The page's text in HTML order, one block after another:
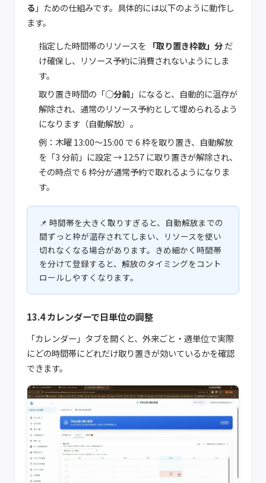
る 」ための仕組みです。具体的には以下のように動作し
ます。
指定した時間帯のリソースを
「取り置き枠数」分だ
け確保し、リソース予約に消費されないようにしま
す。
取り置き時間の「○分前」になると、自動的に温存が
解除され、通常のリソース予約として埋められるよう
になります（自動解放）。
例：木曜 13:00〜15:00 で 6 枠を取り置き、自動解放
を「3 分前」に設定 → 12:57 に取り置きが解除され、
その時点で 6 枠分が通常予約で取れるようになりま
す。
時間帯を大きく取りすぎると、自動解放までの
間ずっと枠が温存されてしまい、リソースを使い
切れなくなる場合があります。きめ細かく時間帯
を分けて登録すると、解放のタイミングをコント
ロールしやすくなります。
13.4 カレンダーで日単位の調整
「カレンダー」タブを開くと、外来ごと・週単位で実際
にどの時間帯にどれだけ取り置きが効いているかを確認
できます。